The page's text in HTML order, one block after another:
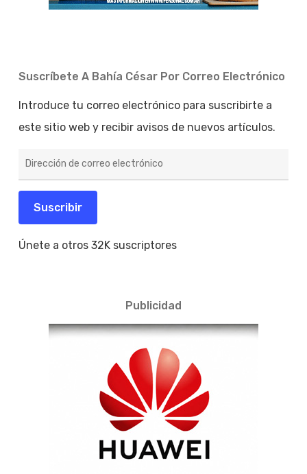
Suscríbete A Bahía César Por Correo Electrónico
Introduce tu correo electrónico para suscribirte a
este sitio web y recibir avisos de nuevos artículos.
de
electrónico
Suscribir
Únete a otros 32K suscriptores
Publicidad